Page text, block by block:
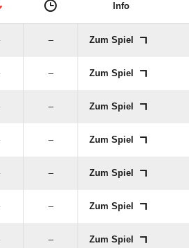
Info
– Zum Spiel
– Zum Spiel
– Zum Spiel
– Zum Spiel
– Zum Spiel
– Zum Spiel
– Zum Spiel